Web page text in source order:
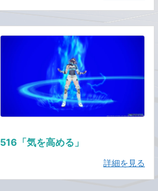
516「気を高める」
詳細を見る